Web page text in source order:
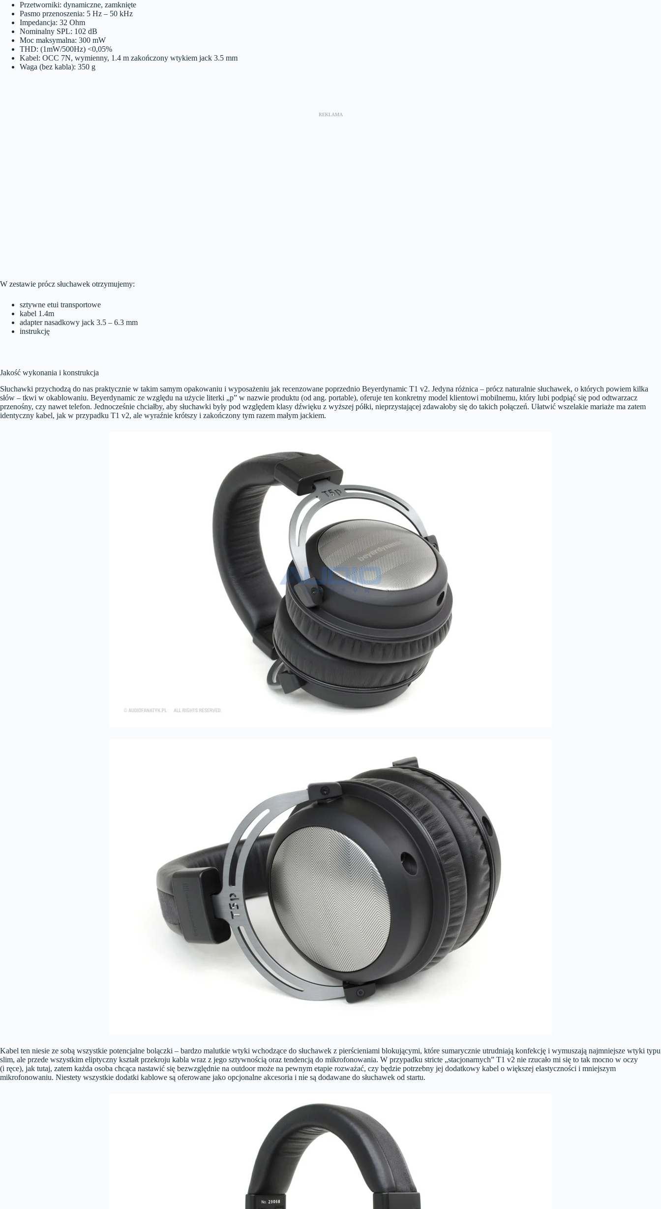
Przetworniki: dynamiczne, zamknięte
Pasmo przenoszenia: 5 Hz – 50 kHz
Impedancja: 32 Ohm
Nominalny SPL: 102 dB
Moc maksymalna: 300 mW
THD: (1mW/500Hz) <0,05%
Kabel: OCC 7N, wymienny, 1.4 m zakończony wtykiem jack 3.5 mm
Waga (bez kabla): 350 g
W zestawie prócz słuchawek otrzymujemy:
sztywne etui transportowe
kabel 1.4m
adapter nasadkowy jack 3.5 – 6.3 mm
instrukcję
Jakość wykonania i konstrukcja
Słuchawki przychodzą do nas praktycznie w takim samym opakowaniu i wyposażeniu jak recenzowane poprzednio Beyerdynamic T1 v2. Jedyna różnica – prócz naturalnie słuchawek, o których powiem kilka
słów – tkwi w okablowaniu. Beyerdynamic ze względu na użycie literki „p” w nazwie produktu (od ang. portable), oferuje ten konkretny model klientowi mobilnemu, który lubi podpiąć się pod odtwarzacz
przenośny, czy nawet telefon. Jednocześnie chciałby, aby słuchawki były pod względem klasy dźwięku z wyższej półki, nieprzystającej zdawałoby się do takich połączeń. Ułatwić wszelakie mariaże ma zatem
identyczny kabel, jak w przypadku T1 v2, ale wyraźnie krótszy i zakończony tym razem małym jackiem.
Kabel ten niesie ze sobą wszystkie potencjalne bolączki – bardzo malutkie wtyki wchodzące do słuchawek z pierścieniami blokującymi, które sumarycznie utrudniają konfekcję i wymuszają najmniejsze wtyki typu
slim, ale przede wszystkim eliptyczny kształt przekroju kabla wraz z jego sztywnością oraz tendencją do mikrofonowania. W przypadku stricte „stacjonarnych” T1 v2 nie rzucało mi się to tak mocno w oczy
(i ręce), jak tutaj, zatem każda osoba chcąca nastawić się bezwzględnie na outdoor może na pewnym etapie rozważać, czy będzie potrzebny jej dodatkowy kabel o większej elastyczności i mniejszym
mikrofonowaniu. Niestety wszystkie dodatki kablowe są oferowane jako opcjonalne akcesoria i nie są dodawane do słuchawek od startu.